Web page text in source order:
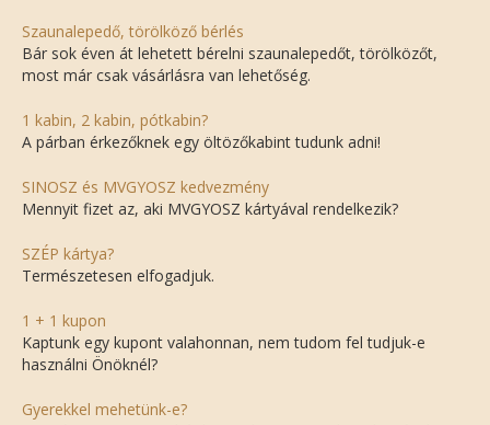
Szaunalepedő, törölköző bérlés
Bár sok éven át lehetett bérelni szaunalepedőt, törölközőt,
most már csak vásárlásra van lehetőség.
1 kabin, 2 kabin, pótkabin?
A párban érkezőknek egy öltözőkabint tudunk adni!
SINOSZ és MVGYOSZ kedvezmény
Mennyit fizet az, aki MVGYOSZ kártyával rendelkezik?
SZÉP kártya?
Természetesen elfogadjuk.
1 + 1 kupon
Kaptunk egy kupont valahonnan, nem tudom fel tudjuk-e
használni Önöknél?
Gyerekkel mehetünk-e?